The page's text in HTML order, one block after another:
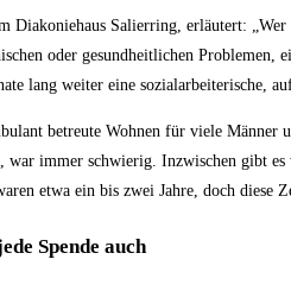
Diakoniehaus Salierring, erläutert:
oder gesundheitlichen
lang weiter eine sozialarbeiterische,
betreute Wohnen für viele
immer schwierig. Inzwischen gibt es
etwa ein bis zwei Jahre, doch
Spende auch